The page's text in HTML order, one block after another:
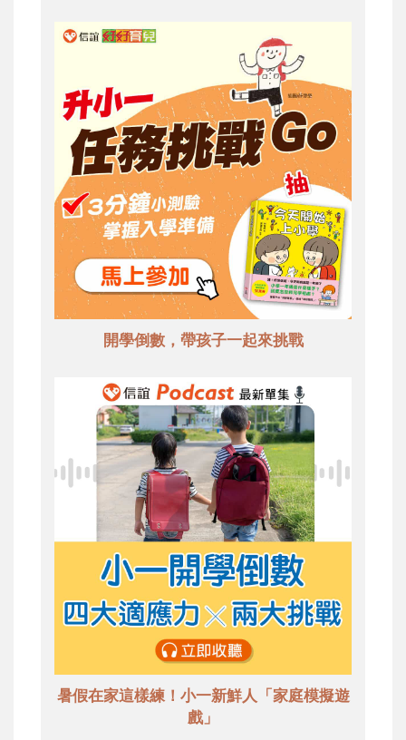
開學倒數，帶孩子一起來挑戰
暑假在家這樣練！小一新鮮人「家庭模擬遊
戲」